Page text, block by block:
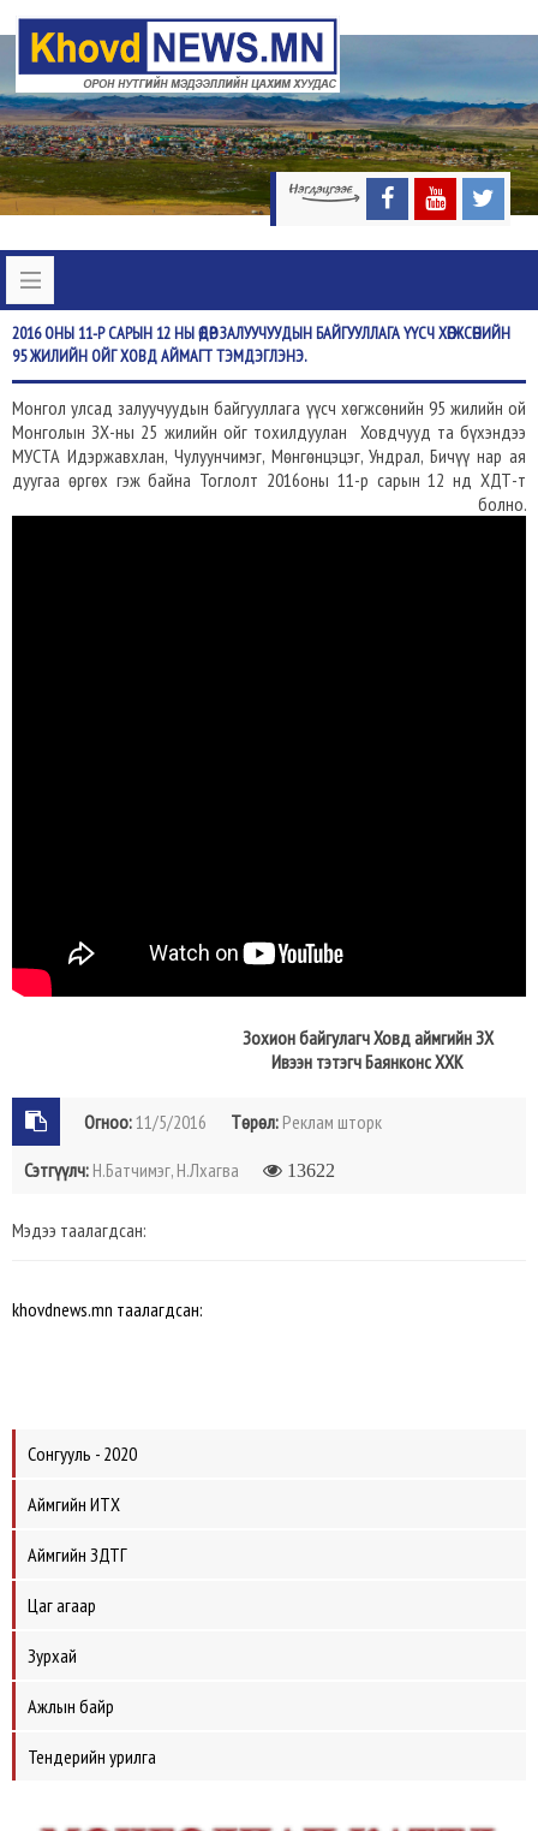
2016ОНЫ 11-Р САРЫН 12 НЫ ӨДӨР ЗАЛУУЧУУДЫН БАЙГУУЛЛАГА ҮҮСЧ ХӨГЖСӨНИЙН
95 ЖИЛИЙН ОЙГ ХОВД АЙМАГТ ТЭМДЭГЛЭНЭ.
Монгол улсад залуучуудын байгууллага үүсч хөгжсөнийн 95 жилийн ой
Монголын ЗХ-ны 25 жилийн ойг тохилдуулан Ховдчууд та бүхэндээ
МУСТА Идэржавхлан, Чулуунчимэг, Мөнгөнцэцэг, Ундрал, Бичүү нар ая
дуугаа өргөх гэж байна Тоглолт 2016оны 11-р сарын 12 нд ХДТ-т
болно.
Зохион байгулагч Ховд аймгийн ЗХ
Ивээн тэтэгч Баянконс ХХК
Огноо:11/5/2016 Төрөл: Реклам шторк
Сэтгүүлч: Н.Батчимэг, Н.Лхагва 13622
Мэдээ таалагдсан:
khovdnews.mn таалагдсан:
Сонгууль - 2020
Аймгийн ИТХ
Аймгийн ЗДТГ
Цаг агаар
Зурхай
Ажлын байр
Тендерийн урилга